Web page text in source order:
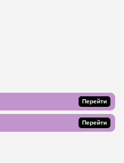
Перейти
Перейти